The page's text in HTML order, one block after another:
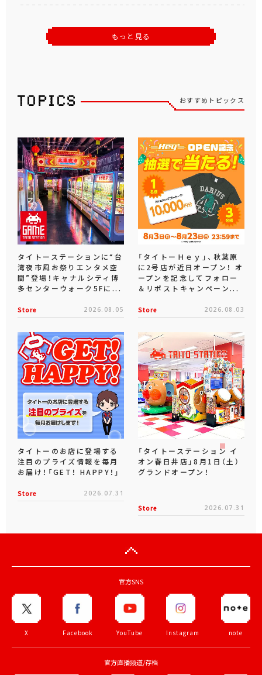
もっと見る
おすすめトピックス
タイトーステーションに“台
湾夜市風お祭りエンタメ空
間”登場！キャナルシティ博
多センターウォーク5Fに...
Store 2026.08.05
「タイトーＨｅｙ」、秋葉原
に2号店が近日オープン！ オ
ープンを記念してフォロー
＆リポストキャンペーン...
Store 2026.08.03
タイトーのお店に登場する
注目のプライズ情報を毎月
お届け！「GET！ HAPPY！」
Store 2026.07.31
「タイトーステーション イ
オン春日井店」8月1日（土）
グランドオープン！
Store 2026.07.31
官方SNS
X Facebook YouTube Instagram note
官方直播频道/存档